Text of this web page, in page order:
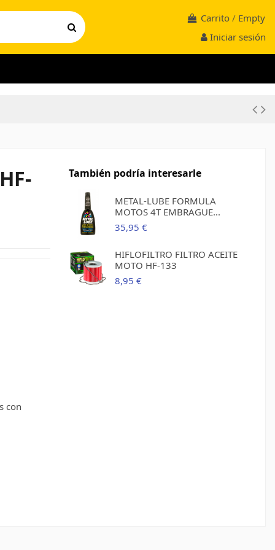
Carrito / Empty
Iniciar sesión
con
También podría interesarle
METAL-LUBE FORMULA
MOTOS 4T EMBRAGUE...
35,95 €
HIFLOFILTRO FILTRO ACEITE
MOTO HF-133
8,95 €